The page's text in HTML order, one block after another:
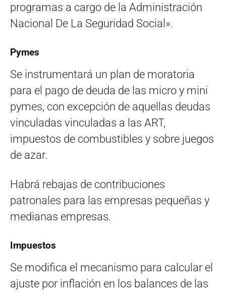
programas a cargo de la Administración
Nacional De La Seguridad Social».
Pymes
Se instrumentará un plan de moratoria
para el pago de deuda de las micro y mini
pymes, con excepción de aquellas deudas
vinculadas vinculadas a las ART,
impuestos de combustibles y sobre juegos
de azar.
Habrá rebajas de contribuciones
patronales para las empresas pequeñas y
medianas empresas.
Impuestos
Se modifica el mecanismo para calcular el
ajuste por inflación en los balances de las